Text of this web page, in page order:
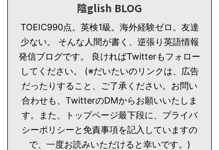
陰glish BLOG
TOEIC990点。英検1級。海外経験ゼロ。友達
少ない。 そんな人間が書く、逆張り英語情報
発信ブログです。 良ければTwitterもフォロー
してください。 (※だいたいのリンクは、広告
だったりすること、ご了承ください。お問い
合わせも、TwitterのDMからお願いいたしま
す。また、トップページ最下段に、プライバ
シーポリシーと免責事項を記入していますの
で、一度お読みいただけると幸いです。)